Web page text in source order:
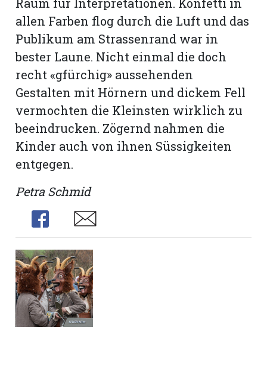
allen Farben flog durch die Luft und das
Publikum am Strassenrand war in
bester Laune. Nicht einmal die doch
recht «gfürchig» aussehenden
Gestalten mit Hörnern und dickem Fell
vermochten die Kleinsten wirklich zu
beeindrucken. Zögernd nahmen die
Kinder auch von ihnen Süssigkeiten
entgegen.
Petra Schmid
Share
Share